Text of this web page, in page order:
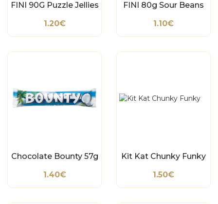
FINI 90G Puzzle Jellies
1.20€
FINI 80g Sour Beans
1.10€
Chocolate Bounty 57g
1.40€
Kit Kat Chunky Funky
1.50€